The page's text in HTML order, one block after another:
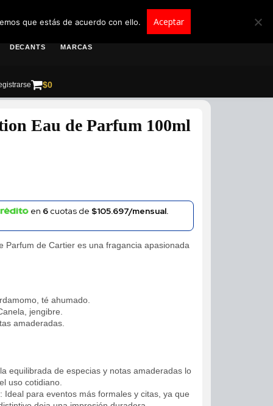
DECANTS MARCAS
$0
Eau de Parfum 100ml
en 6cuotas de $105.697/mensual.
Parfum de Cartier es una fragancia apasionada
té ahumado.
jengibre.
amaderadas.
equilibrada de especias y notas amaderadas lo
uso cotidiano.
: Ideal para eventos más formales y citas, ya que
que estás de acuerdo con ello. Aceptar